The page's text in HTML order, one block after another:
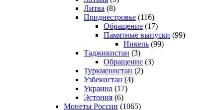
Литва (8)
Приднестровье (116)
Обращение (17)
Памятные выпуски (99)
Никель (99)
Таджикистан (3)
Обращение (3)
Туркменистан (2)
Узбекистан (4)
Украина (17)
Эстония (6)
Монеты России (1065)